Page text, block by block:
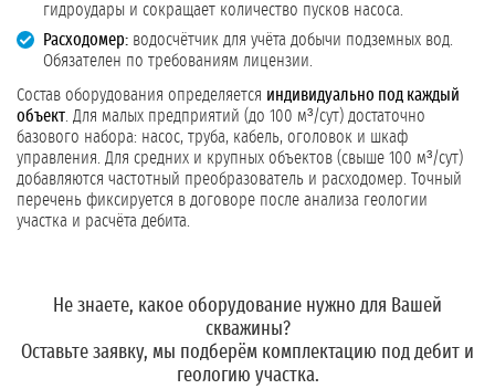
гидроудары и сокращает количество пусков насоса.
Расходомер: водосчётчик для учёта добычи подземных вод.
Обязателен по требованиям лицензии.
Состав оборудования определяется индивидуально под каждый
объект . Для малых предприятий (до 100 м³/сут) достаточно
базового набора: насос, труба, кабель, оголовок и шкаф
управления. Для средних и крупных объектов (свыше 100 м³/сут)
добавляются частотный преобразователь и расходомер. Точный
перечень фиксируется в договоре после анализа геологии
участка и расчёта дебита.
Не знаете, какое оборудование нужно для Вашей
скважины?
Оставьте заявку, мы подберём комплектацию под дебит и
геологию участка.